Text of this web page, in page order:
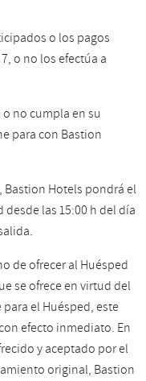
o los pagos
o no los efectúa a
no cumpla en su
para con Bastion
Bastion Hotels pondrá el
las 15:00 h del día
de ofrecer al Huésped
se ofrece en virtud del
el Huésped, este
efecto inmediato. En
y aceptado por el
original, Bastion